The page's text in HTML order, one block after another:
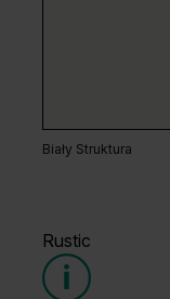
Biały Struktura
Rustic